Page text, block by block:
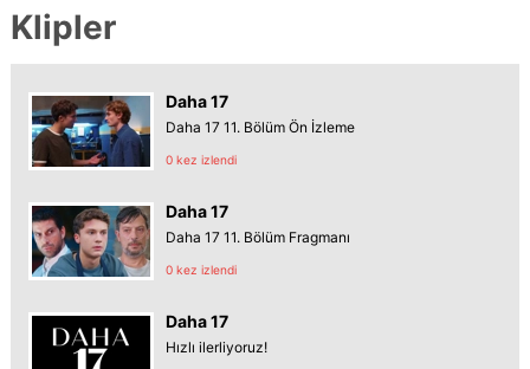
Klipler
Daha 17
Daha 17 11. Bölüm Ön İzleme
0 kez izlendi
Daha 17
Daha 17 11. Bölüm Fragmanı
0 kez izlendi
Daha 17
Hızlı ilerliyoruz!